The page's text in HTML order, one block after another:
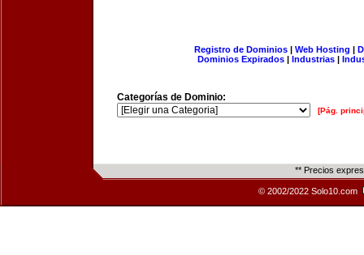
Registro de Dominios| Web Hosting |
Dominios Expirados | Industrias |
Categorías de Dominio:
[Pág.
** Precios
© 2002/2022 Solo10.com